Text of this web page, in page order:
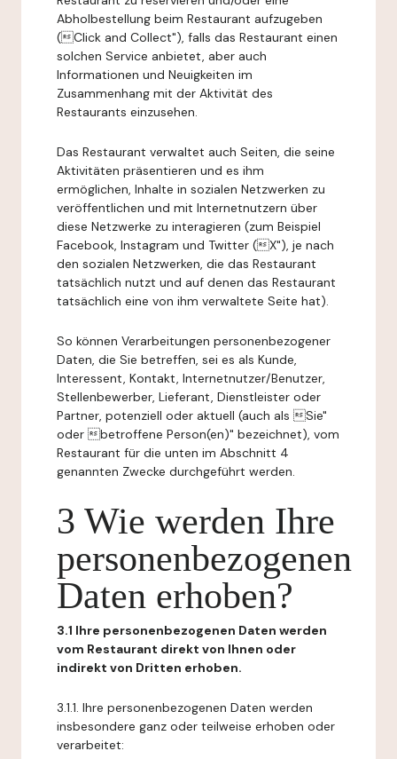
Abholbestellung beim Restaurant aufzugeben
(Click and Collect"), falls das Restaurant einen
solchen Service anbietet, aber auch
Informationen und Neuigkeiten im
Zusammenhang mit der Aktivität des
Restaurants einzusehen.
Das Restaurant verwaltet auch Seiten, die seine
Aktivitäten präsentieren und es ihm
ermöglichen, Inhalte in sozialen Netzwerken zu
veröffentlichen und mit Internetnutzern über
diese Netzwerke zu interagieren (zum Beispiel
Facebook, Instagram und Twitter (X"), je nach
den sozialen Netzwerken, die das Restaurant
tatsächlich nutzt und auf denen das Restaurant
tatsächlich eine von ihm verwaltete Seite hat).
So können Verarbeitungen personenbezogener
Daten, die Sie betreffen, sei es als Kunde,
Interessent, Kontakt, Internetnutzer/Benutzer,
Stellenbewerber, Lieferant, Dienstleister oder
Partner, potenziell oder aktuell (auch als Sie"
oder betroffene Person(en)" bezeichnet), vom
Restaurant für die unten im Abschnitt 4
genannten Zwecke durchgeführt werden.
3 Wie werden Ihre
personenbezogenen
Daten erhoben?
3.1 Ihre personenbezogenen Daten werden
vom Restaurant direkt von Ihnen oder
indirekt von Dritten erhoben.
3.1.1. Ihre personenbezogenen Daten werden
insbesondere ganz oder teilweise erhoben oder
verarbeitet: